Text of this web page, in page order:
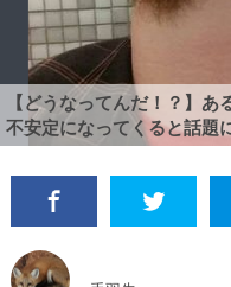
【どうなってんだ！？】
不安定になってくると話題